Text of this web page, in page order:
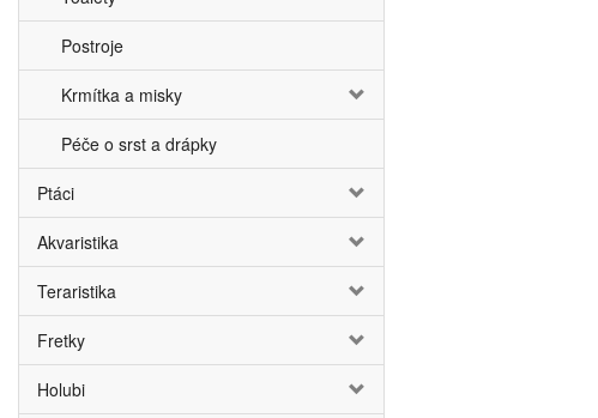
Postroje
Krmítka a misky
Péče o srst a drápky
Ptáci
Akvaristika
Teraristika
Fretky
Holubi